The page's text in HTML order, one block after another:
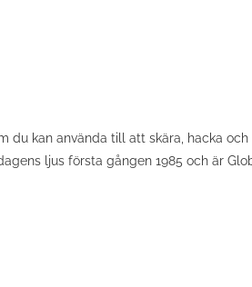
du kan använda till att skära, hacka
ljus första gången 1985 och är